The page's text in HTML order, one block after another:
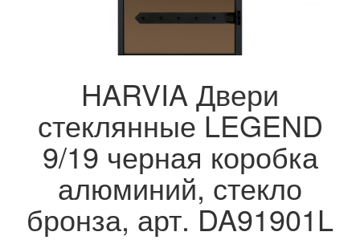
HARVIA Двери
стеклянные LEGEND
9/19 черная коробка
алюминий, стекло
бронза, арт. DA91901L